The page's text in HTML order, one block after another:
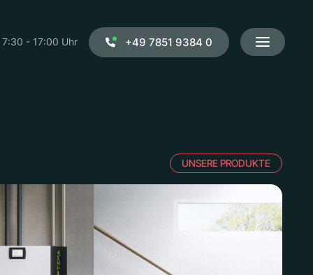
7:30 - 17:00 Uhr +49 7851 9384 0
UNSERE PRODUKTE